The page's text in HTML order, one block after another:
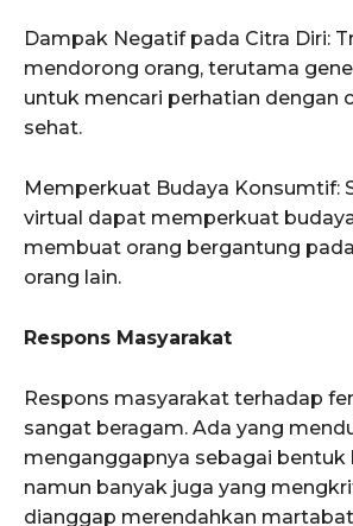
Dampak Negatif pada Citra Diri:
mendorong orang, terutama
untuk mencari perhatian dengan
sehat.
Memperkuat Budaya Konsumtif:
virtual dapat memperkuat
membuat orang bergantung
orang lain.
Respons Masyarakat
Respons masyarakat terhadap
sangat beragam. Ada yang
menganggapnya sebagai bentuk
namun banyak juga yang
dianggap merendahkan